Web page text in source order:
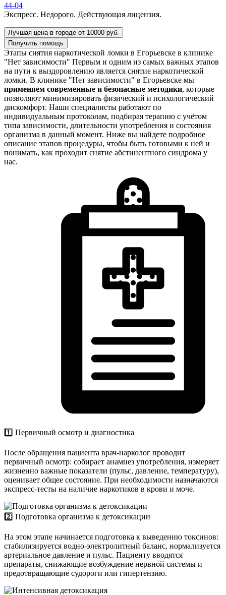
44-04
Экспресс. Недорого. Действующая лицензия.
Лучшая цена в городе от 10000 руб.
Получить помощь
Этапы снятия наркотической ломки в Егорьевске в клинике
"Нет зависимости" Первым и одним из самых важных этапов
на пути к выздоровлению является снятие наркотической
ломки. В клинике "Нет зависимости" в Егорьевске мы
применяем современные и безопасные методики, которые
позволяют минимизировать физический и психологический
дискомфорт. Наши специалисты работают по
индивидуальным протоколам, подбирая терапию с учётом
типа зависимости, длительности употребления и состояния
организма в данный момент. Ниже вы найдете подробное
описание этапов процедуры, чтобы быть готовыми к ней и
понимать, как проходит снятие абстинентного синдрома у
нас.
1️⃣ Первичный осмотр и диагностика
После обращения пациента врач-нарколог проводит
первичный осмотр: собирает анамнез употребления, измеряет
жизненно важные показатели (пульс, давление, температуру),
оценивает общее состояние. При необходимости назначаются
экспресс-тесты на наличие наркотиков в крови и моче.
2️⃣ Подготовка организма к детоксикации
На этом этапе начинается подготовка к выведению токсинов:
стабилизируется водно-электролитный баланс, нормализуется
артериальное давление и пульс. Пациенту вводятся
препараты, снижающие возбуждение нервной системы и
предотвращающие судороги или гипертензию.